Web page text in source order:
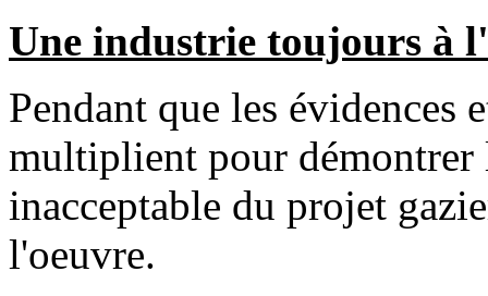
Une industrie toujours à
Pendant que les évidences
multiplient pour démontrer
inacceptable du projet
l'oeuvre.